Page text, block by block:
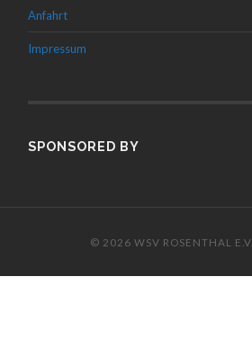
Anfahrt
Impressum
SPONSORED BY
© 2026WSV ROSENTHAL E.V.